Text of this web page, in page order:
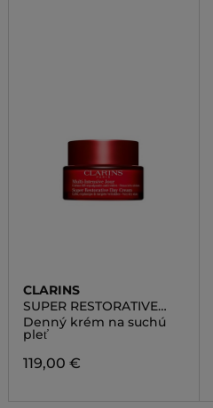
CLARINS
SUPER RESTORATIVE
DAY CREAM VERY DRY
SKIN
Denný krém na suchú
pleť
119,00 €